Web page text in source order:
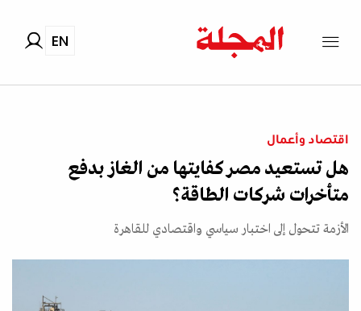
EN
اقتصاد وأعمال
هل تستعيد مصر كفايتها من الغاز بدفع
متأخرات شركات الطاقة؟
الأزمة تتحول إلى اختبار سياسي واقتصادي للقاهرة